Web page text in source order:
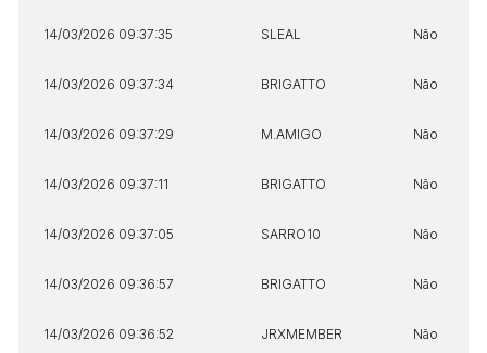
14/03/2026 09:37:35 SLEAL Não
14/03/2026 09:37:34 BRIGATTO Não
14/03/2026 09:37:29 M.AMIGO Não
14/03/2026 09:37:11 BRIGATTO Não
14/03/2026 09:37:05 SARRO10 Não
14/03/2026 09:36:57 BRIGATTO Não
14/03/2026 09:36:52 JRXMEMBER Não